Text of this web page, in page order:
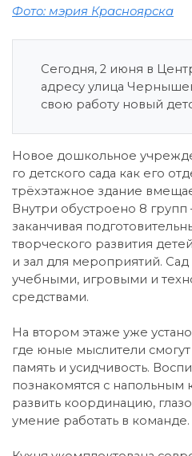
Фото: мэрия Красноярска
Сегодня, 2 июня в
адресу улица
свою работу новый
Новое дошкольное
го детского сада как его
трёхэтажное здание
Внутри обустроено 8
заканчивая
творческого развития
и зал для мероприятий.
учебными, игровыми и
средствами.
На втором этаже уже
где юные мыслители смогут
память и усидчивость.
познакомятся с
развить координацию,
умение работать в команде.